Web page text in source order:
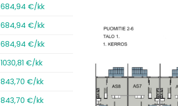
684,94 €/kk
684,94 €/kk
684,94 €/kk
1030,81 €/kk
843,70 €/kk
843,70 €/kk